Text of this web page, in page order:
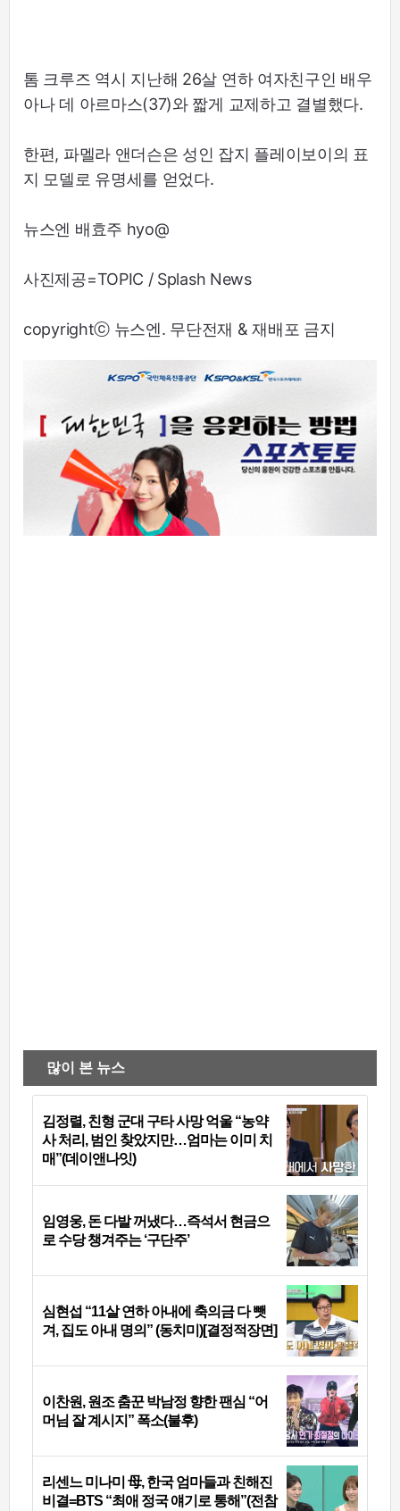
톰 크루즈 역시 지난해 26살 연하 여자친구인 배우
아나 데 아르마스(37)와 짧게 교제하고 결별했다.
한편, 파멜라 앤더슨은 성인 잡지 플레이보이의 표
지 모델로 유명세를 얻었다.
뉴스엔 배효주 hyo@
사진제공=TOPIC / Splash News
copyrightⓒ 뉴스엔. 무단전재 & 재배포 금지
많이 본 뉴스
김정렬, 친형 군대 구타 사망 억울 “농약
사 처리, 범인 찾았지만…엄마는 이미 치
매”(데이앤나잇)
임영웅, 돈 다발 꺼냈다…즉석서 현금으
로 수당 챙겨주는 ‘구단주’
심현섭 “11살 연하 아내에 축의금 다 뺏
겨, 집도 아내 명의” (동치미)[결정적장면]
이찬원, 원조 춤꾼 박남정 향한 팬심 “어
머님 잘 계시지” 폭소(불후)
리센느 미나미 母, 한국 엄마들과 친해진
비결=BTS “최애 정국 얘기로 통해”(전참